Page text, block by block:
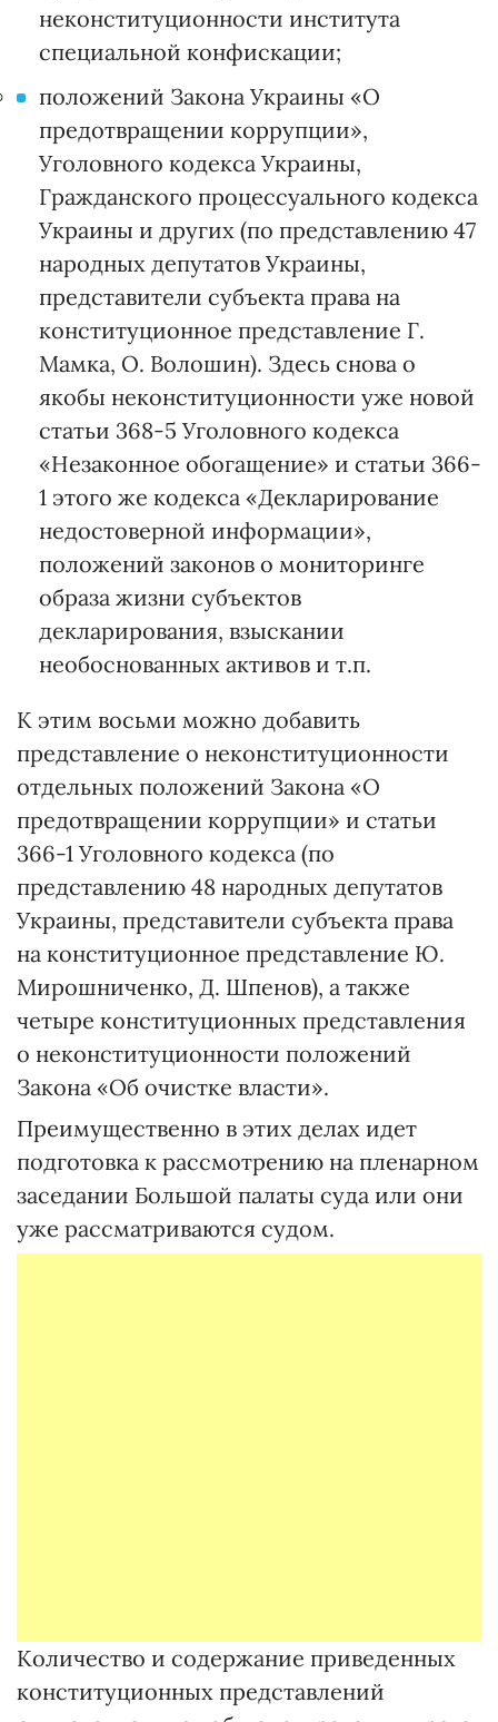
неконституционности института
специальной конфискации;
положений Закона Украины «О
предотвращении коррупции»,
Уголовного кодекса Украины,
Гражданского процессуального кодекса
Украины и других (по представлению 47
народных депутатов Украины,
представители субъекта права на
конституционное представление Г.
Мамка, О. Волошин). Здесь снова о
якобы неконституционности уже новой
статьи 368-5 Уголовного кодекса
«Незаконное обогащение» и статьи 366-
1 этого же кодекса «Декларирование
недостоверной информации»,
положений законов о мониторинге
образа жизни субъектов
декларирования, взыскании
необоснованных активов и т.п.
К этим восьми можно добавить
представление о неконституционности
отдельных положений Закона «О
предотвращении коррупции» и статьи
366-1 Уголовного кодекса (по
представлению 48 народных депутатов
Украины, представители субъекта права
на конституционное представление Ю.
Мирошниченко, Д. Шпенов), а также
четыре конституционных представления
о неконституционности положений
Закона «Об очистке власти».
Преимущественно в этих делах идет
подготовка к рассмотрению на пленарном
заседании Большой палаты суда или они
уже рассматриваются судом.
Количество и содержание приведенных
конституционных представлений